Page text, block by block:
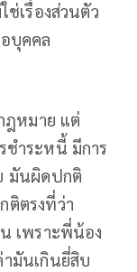
ช่เรื่องส่วนตัว
บุคคล
ฎหมาย แต่
ชำระหนี้ มีการ
มันผิดปกติ
ติตรงที่ว่า
เพราะพี่น้อง
มันเกินยี่สิบ